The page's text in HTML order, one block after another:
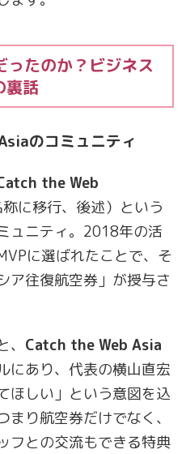
たのか？ビジネス
裏話
のコミュニティ
the Web
に移行、後述）という
ュニティ。2018年の活
に選ばれたことで、そ
ア往復航空券」が授与さ
Catch the Web Asia
にあり、代表の横山直宏
ほしい」という意図を込
り航空券だけでなく、
フとの交流もできる特典